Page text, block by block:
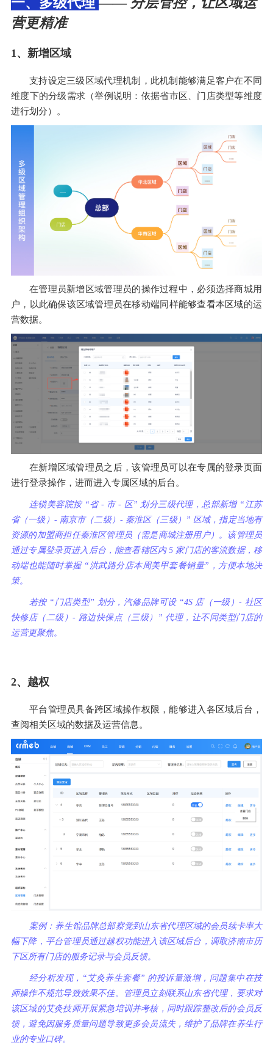
营更精准
1、新增区域
支持设定三级区域代理机制，此机制能够满足客户在不同
维度下的分级需求（举例说明：依据省市区、门店类型等维度
进行划分）。
在管理员新增区域管理员的操作过程中，必须选择商城用
户，以此确保该区域管理员在移动端同样能够查看本区域的运
营数据。
在新增区域管理员之后，该管理员可以在专属的登录页面
进行登录操作，进而进入专属区域的后台。
连锁美容院按 “省 - 市 - 区” 划分三级代理，总部新增 “江苏
省（一级）- 南京市（二级）- 秦淮区（三级）” 区域，指定当地有
资源的加盟商担任秦淮区管理员（需是商城注册用户）。该管理员
通过专属登录页进入后台，能查看辖区内 5 家门店的客流数据，移
动端也能随时掌握 “洪武路分店本周美甲套餐销量”，方便本地决
策。
若按 “门店类型” 划分，汽修品牌可设 “4S 店（一级）- 社区
快修店（二级）- 路边快保点（三级）” 代理，让不同类型门店的
运营更聚焦。
2、越权
平台管理员具备跨区域操作权限，能够进入各区域后台，
查阅相关区域的数据及运营信息。
案例：养生馆品牌总部察觉到山东省代理区域的会员续卡率大
幅下降，平台管理员通过越权功能进入该区域后台，调取济南市历
下区所有门店的服务记录与会员反馈。
经分析发现，“艾灸养生套餐” 的投诉量激增，问题集中在技
师操作不规范导致效果不佳。管理员立刻联系山东省代理，要求对
该区域的艾灸技师开展紧急培训并考核，同时跟踪整改后的会员反
馈，避免因服务质量问题导致更多会员流失，维护了品牌在养生行
业的专业口碑。